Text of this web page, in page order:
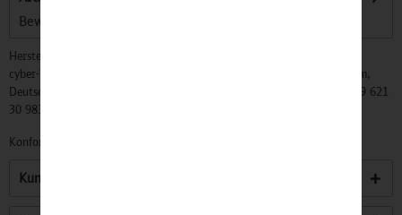
Bewertungen lesen, schreiben und diskutieren...
Hersteller:
cyber-Wear Heidelberg GmbH, Elsa-Brändström-Str. 4, 68229 Mannheim,
Deutschland, Info@mycybergroup.com, https://mycybergroup.com, +49 621
30 983 0
Konformitätserklärungen zu unseren Produkten finden Sie
Kunden kauften auch